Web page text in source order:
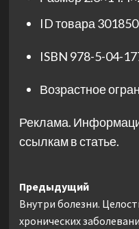
ID товара
ISBN 978-5-04-
Возрастное
Реклама.
ссылкам в статье.
Навигация
записи
Предыдущий
Внутри болезни.
хронических